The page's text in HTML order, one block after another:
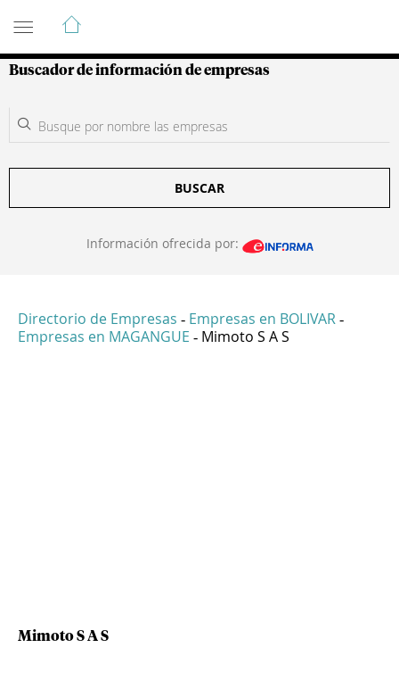
Guía de Empresas Colombianas
Buscador de información de empresas
BUSCAR
Información ofrecida por:
Directorio de Empresas - Empresas en BOLIVAR -
Empresas en MAGANGUE - Mimoto S A S
Mimoto S A S